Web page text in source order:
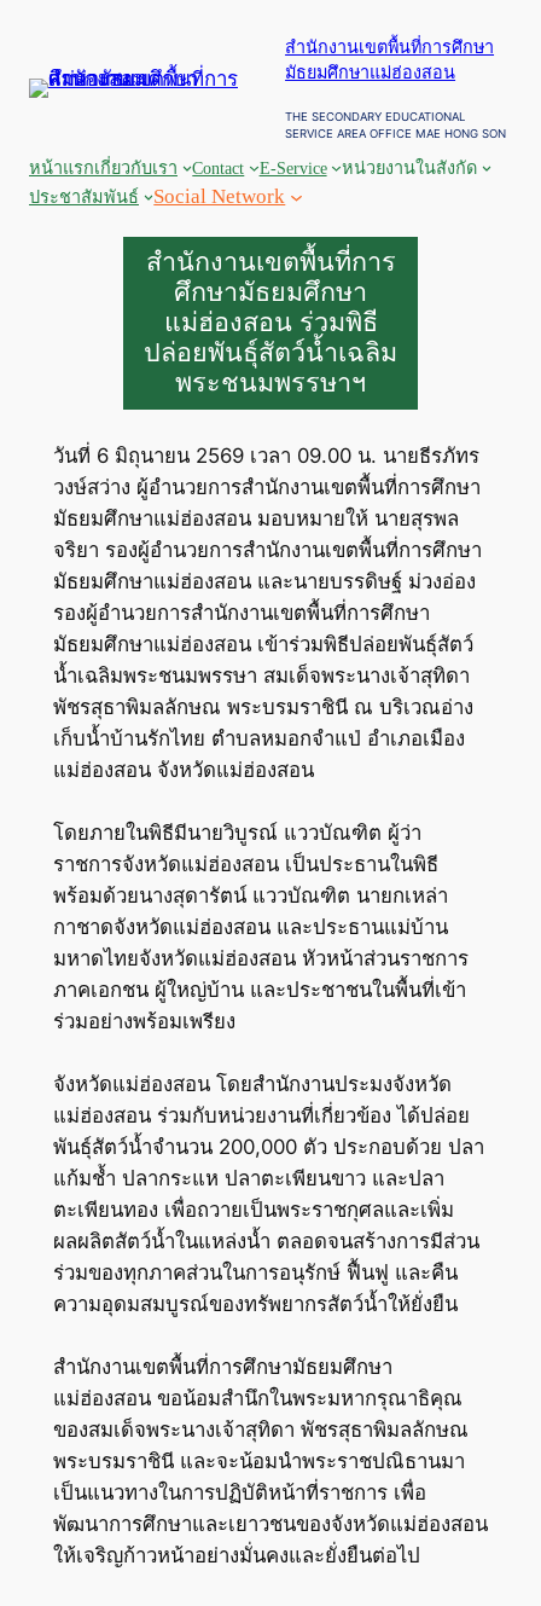
สำนักงานเขตพื้นที่การศึกษา
มัธยมศึกษาแม่ฮ่องสอน
THE SECONDARY EDUCATIONAL
SERVICE AREA OFFICE MAE HONG SON
หน้าแรกเกี่ยวกับเรา Contact E-Service
หน่วยงานในสังกัด
ประชาสัมพันธ์
Social Network
สำนักงานเขตพื้นที่การ
ศึกษามัธยมศึกษา
แม่ฮ่องสอน ร่วมพิธี
ปล่อยพันธุ์สัตว์น้ำเฉลิม
พระชนมพรรษาฯ
วันที่ 6 มิถุนายน 2569 เวลา 09.00 น. นายธีรภัทร
วงษ์สว่าง ผู้อำนวยการสำนักงานเขตพื้นที่การศึกษา
มัธยมศึกษาแม่ฮ่องสอน มอบหมายให้ นายสุรพล
จริยา รองผู้อำนวยการสำนักงานเขตพื้นที่การศึกษา
มัธยมศึกษาแม่ฮ่องสอน และนายบรรดิษฐ์ ม่วงอ่อง
รองผู้อำนวยการสำนักงานเขตพื้นที่การศึกษา
มัธยมศึกษาแม่ฮ่องสอน เข้าร่วมพิธีปล่อยพันธุ์สัตว์
น้ำเฉลิมพระชนมพรรษา สมเด็จพระนางเจ้าสุทิดา
พัชรสุธาพิมลลักษณ พระบรมราชินี ณ บริเวณอ่าง
เก็บน้ำบ้านรักไทย ตำบลหมอกจำแป่ อำเภอเมือง
แม่ฮ่องสอน จังหวัดแม่ฮ่องสอน
โดยภายในพิธีมีนายวิบูรณ์ แววบัณฑิต ผู้ว่า
ราชการจังหวัดแม่ฮ่องสอน เป็นประธานในพิธี
พร้อมด้วยนางสุดารัตน์ แววบัณฑิต นายกเหล่า
กาชาดจังหวัดแม่ฮ่องสอน และประธานแม่บ้าน
มหาดไทยจังหวัดแม่ฮ่องสอน หัวหน้าส่วนราชการ
ภาคเอกชน ผู้ใหญ่บ้าน และประชาชนในพื้นที่เข้า
ร่วมอย่างพร้อมเพรียง
จังหวัดแม่ฮ่องสอน โดยสำนักงานประมงจังหวัด
แม่ฮ่องสอน ร่วมกับหน่วยงานที่เกี่ยวข้อง ได้ปล่อย
พันธุ์สัตว์น้ำจำนวน 200,000 ตัว ประกอบด้วย ปลา
แก้มช้ำ ปลากระแห ปลาตะเพียนขาว และปลา
ตะเพียนทอง เพื่อถวายเป็นพระราชกุศลและเพิ่ม
ผลผลิตสัตว์น้ำในแหล่งน้ำ ตลอดจนสร้างการมีส่วน
ร่วมของทุกภาคส่วนในการอนุรักษ์ ฟื้นฟู และคืน
ความอุดมสมบูรณ์ของทรัพยากรสัตว์น้ำให้ยั่งยืน
สำนักงานเขตพื้นที่การศึกษามัธยมศึกษา
แม่ฮ่องสอน ขอน้อมสำนึกในพระมหากรุณาธิคุณ
ของสมเด็จพระนางเจ้าสุทิดา พัชรสุธาพิมลลักษณ
พระบรมราชินี และจะน้อมนำพระราชปณิธานมา
เป็นแนวทางในการปฏิบัติหน้าที่ราชการ เพื่อ
พัฒนาการศึกษาและเยาวชนของจังหวัดแม่ฮ่องสอน
ให้เจริญก้าวหน้าอย่างมั่นคงและยั่งยืนต่อไป